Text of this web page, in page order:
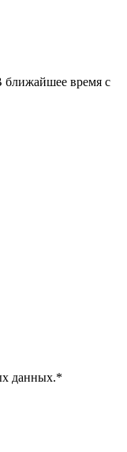
ближайшее время с
данных.*